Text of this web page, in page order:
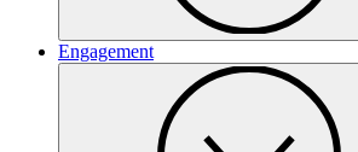
Engagement